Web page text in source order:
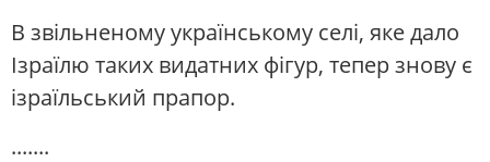
В звільненому українському селі, яке дало
Ізраїлю таких видатних фігур, тепер знову є
ізраїльський прапор.
.......